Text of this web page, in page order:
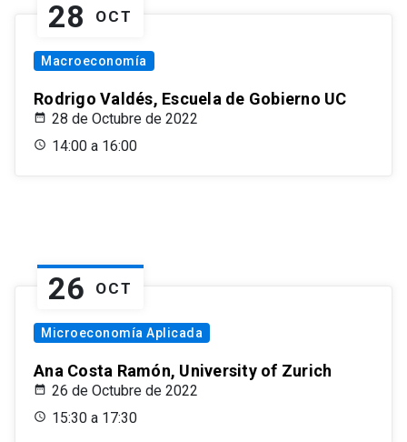
28 OCT
Macroeconomía
Rodrigo Valdés, Escuela de Gobierno UC
28 de Octubre de 2022
14:00 a 16:00
26 OCT
Microeconomía Aplicada
Ana Costa Ramón, University of Zurich
26 de Octubre de 2022
15:30 a 17:30